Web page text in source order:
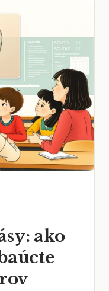
ako